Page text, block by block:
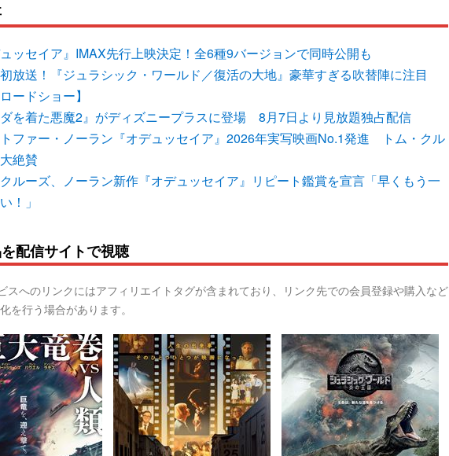
ュッセイア』IMAX先行上映決定！全6種9バージョンで同時公開も
放送！『ジュラシック・ワールド／復活の大地』豪華すぎる吹替陣に注目
ードショー】
ダを着た悪魔2』がディズニープラスに登場 8月7日より見放題独占配信
ファー・ノーラン『オデュッセイア』2026年実写映画No.1発進 トム・クル
絶賛
ルーズ、ノーラン新作『オデュッセイア』リピート鑑賞を宣言「早くもう一
！」
配信サイトで視聴
スへのリンクにはアフィリエイトタグが含まれており、リンク先での会員登録や購入など
を行う場合があります。